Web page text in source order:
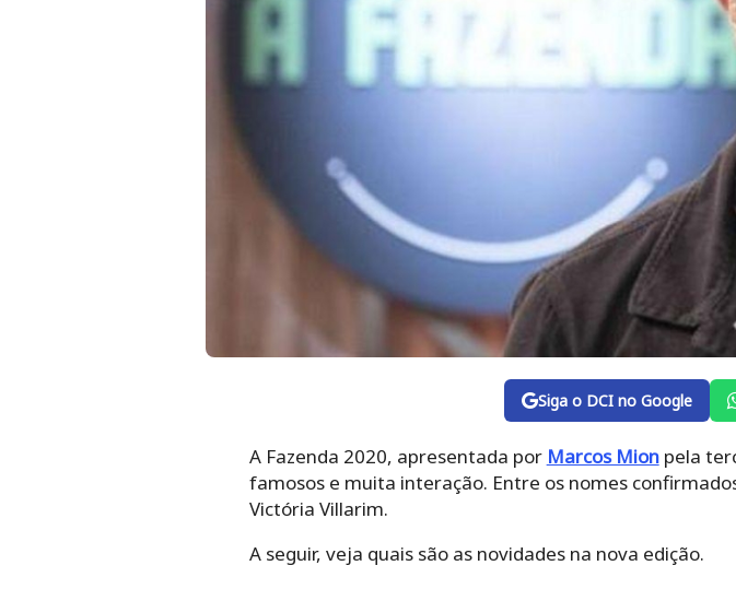
Siga o DCI no Google
A Fazenda 2020, apresentada por Marcos Mionpela
famosos e muita interação. Entre os nomes
Victória Villarim.
A seguir, veja quais são as novidades na nova edição.